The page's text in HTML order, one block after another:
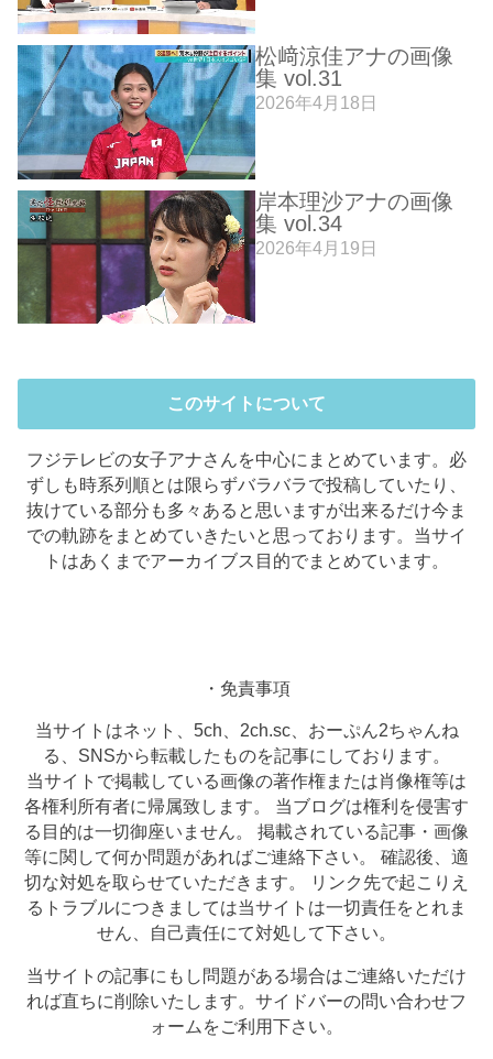
松﨑涼佳アナの画像
集 vol.31
2026年4月18日
岸本理沙アナの画像
集 vol.34
2026年4月19日
このサイトについて
フジテレビの女子アナさんを中心にまとめています。必
ずしも時系列順とは限らずバラバラで投稿していたり、
抜けている部分も多々あると思いますが出来るだけ今ま
での軌跡をまとめていきたいと思っております。当サイ
トはあくまでアーカイブス目的でまとめています。
・免責事項
当サイトはネット、5ch、2ch.sc、おーぷん2ちゃんね
る、SNSから転載したものを記事にしております。
当サイトで掲載している画像の著作権または肖像権等は
各権利所有者に帰属致します。 当ブログは権利を侵害す
る目的は一切御座いません。 掲載されている記事・画像
等に関して何か問題があればご連絡下さい。 確認後、適
切な対処を取らせていただきます。 リンク先で起こりえ
るトラブルにつきましては当サイトは一切責任をとれま
せん、自己責任にて対処して下さい。
当サイトの記事にもし問題がある場合はご連絡いただけ
れば直ちに削除いたします。サイドバーの問い合わせフ
ォームをご利用下さい。